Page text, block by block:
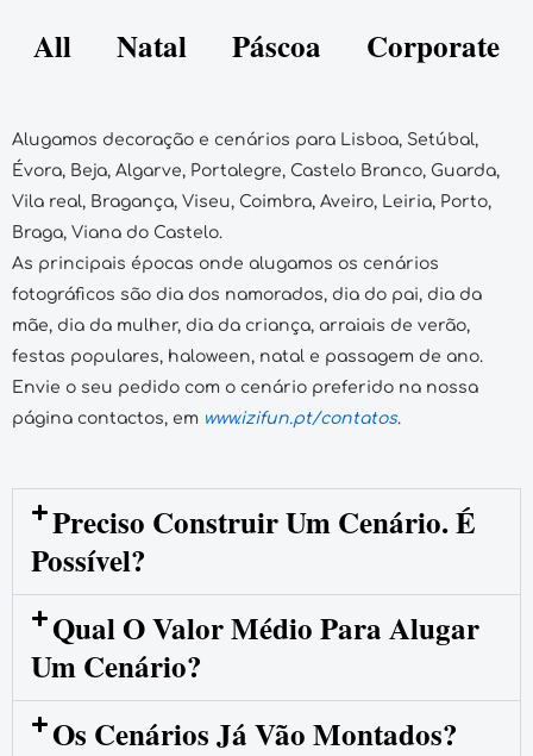
All Natal Páscoa Corporate
Alugamos decoração e cenários para Lisboa, Setúbal,
Évora, Beja, Algarve, Portalegre, Castelo Branco, Guarda,
Vila real, Bragança, Viseu, Coimbra, Aveiro, Leiria, Porto,
Braga, Viana do Castelo.
As principais épocas onde alugamos os cenários
fotográficos são dia dos namorados, dia do pai, dia da
mãe, dia da mulher, dia da criança, arraiais de verão,
festas populares, haloween, natal e passagem de ano.
Envie o seu pedido com o cenário preferido na nossa
página contactos, em www.izifun.pt/contatos.
Preciso Construir Um Cenário. É
Possível?
Qual O Valor Médio Para Alugar
Um Cenário?
Os Cenários Já Vão Montados?